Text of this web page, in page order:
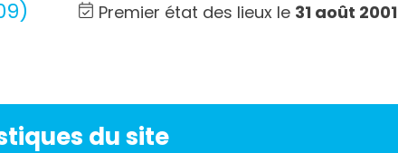
Premier état des lieux le 31 août 2001
du site